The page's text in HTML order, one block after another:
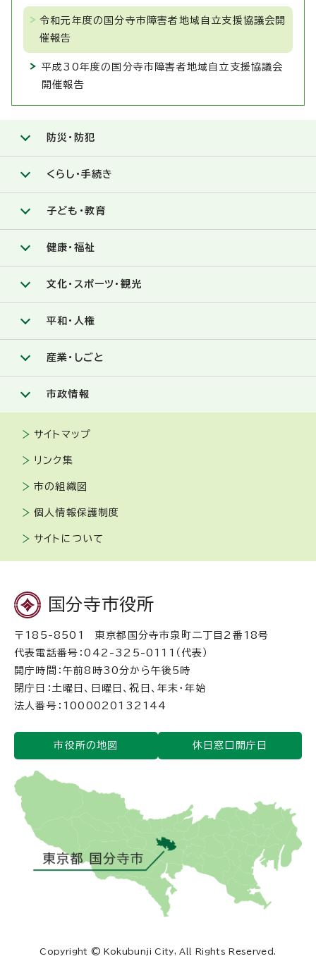
令和元年度の国分寺市障害者地域自立支援協議会開
催報告
平成30年度の国分寺市障害者地域自立支援協議会
開催報告
防災・防犯
くらし・手続き
子ども・教育
健康・福祉
文化・スポーツ・観光
平和・人権
産業・しごと
市政情報
サイトマップ
リンク集
市の組織図
個人情報保護制度
サイトについて
国分寺市役所
〒185-8501 東京都国分寺市泉町二丁目2番18号
代表電話番号：042-325-0111（代表）
開庁時間：午前8時30分から午後5時
閉庁日：土曜日、日曜日、祝日、年末・年始
法人番号：1000020132144
市役所の地図 休日窓口開庁日
Copyright © Kokubunji City, All Rights Reserved.